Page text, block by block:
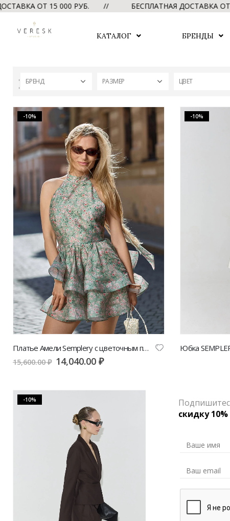
ОТ 15 000 РУБ. // БЕСПЛАТНАЯ ДОСТАВКА ОТ
КАТАЛОГ БРЕНДЫ
БРЕНД РАЗМЕР ЦВЕТ
-10%
Платье Амели Semplery с цветочным принтом
15,600.00₽ 14,040.00₽
-10%
-10% -10%
скидку 10%